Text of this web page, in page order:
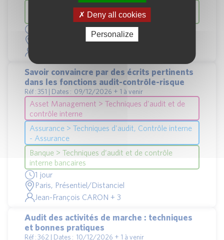
Banque > Techniques d’audit et de contrôle
interne bancaires
Paris, Présentiel/Distanciel
Savoir convaincre par des écrits pertinents
dans les fonctions audit-contrôle-risque
Réf : 351 | Dates : 09/12/2026 + 1 à venir
Asset Management > Techniques d'audit et de
contrôle interne
Assurance > Techniques d'audit, Contrôle interne
- Assurance
Banque > Techniques d’audit et de contrôle
interne bancaires
1 jour
Paris, Présentiel/Distanciel
Jean-François CARON + 3
Audit des activités de marche : techniques
et bonnes pratiques
Réf : 362 | Dates : 10/12/2026 + 1 à venir
Deny all cookies
Personalize